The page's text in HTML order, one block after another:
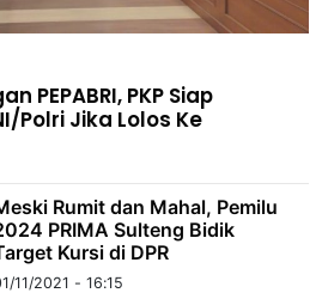
PEPABRI, PKP Siap
Polri Jika Lolos Ke
Rumit dan Mahal, Pemilu
PRIMA Sulteng Bidik
Kursi di DPR
11/2021 - 16:15